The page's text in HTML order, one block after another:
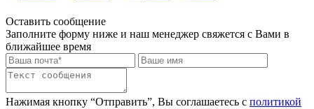
Оставить сообщение
Заполните форму ниже и наш менеджер свяжется с Вами в
ближайшее время
Нажимая кнопку “Отправить”, Вы соглашаетесь с политикой